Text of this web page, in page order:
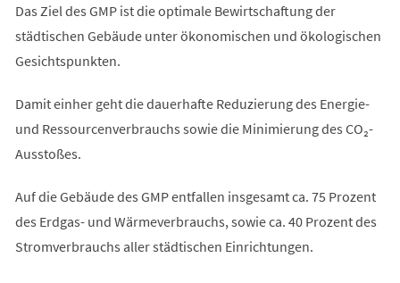
Das Ziel des GMP ist die optimale Bewirtschaftung der
städtischen Gebäude unter ökonomischen und ökologischen
Gesichtspunkten.
Damit einher geht die dauerhafte Reduzierung des Energie-
und Ressourcenverbrauchs sowie die Minimierung des CO₂-
Ausstoßes.
Auf die Gebäude des GMP entfallen insgesamt ca. 75 Prozent
des Erdgas- und Wärmeverbrauchs, sowie ca. 40 Prozent des
Stromverbrauchs aller städtischen Einrichtungen.